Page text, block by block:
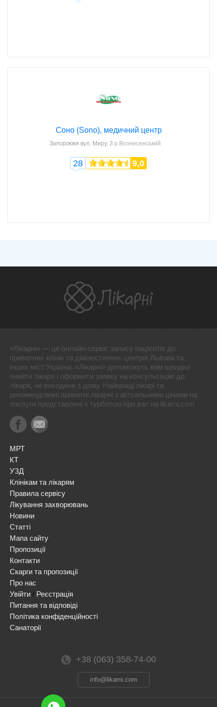
Соно (Sono), медичний центр
Запоріжжя вул. Миру, 3 р.Вознесенський
28 9,0
«Лікарні» — це онлайн-сервіс запису пацієнтів до
приватних клінік та діагностичних центрів Львова та
інших міст України. «Лікарні» допоможуть вам швидко
знайти лікаря і оформити заявку на консультацію до
лікаря, не виходячи з дому. Найкращі лікарі та
рекомендовані приватні лікарні з актуальними цінами на
послуги представлені з турботою про вас на likarni.com
МРТ
КТ
УЗД
Клінікам та лікарям
Правила сервісу
Лікування захворювань
Новини
Статті
Мапа сайту
Пропозиції
Контакти
Скарги та пропозиції
Про нас
Увійти / Реєстрація
Питання та відповіді
Політика конфіденційності
Санаторії
+38 (063) 358-74-00
info@likarni.com